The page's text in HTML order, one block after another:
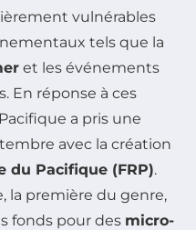
vulnérables
tels que la
et les événements
En réponse à ces
a pris une
avec la création
du Pacifique (FRP).
la première du genre,
fonds pour des micro-